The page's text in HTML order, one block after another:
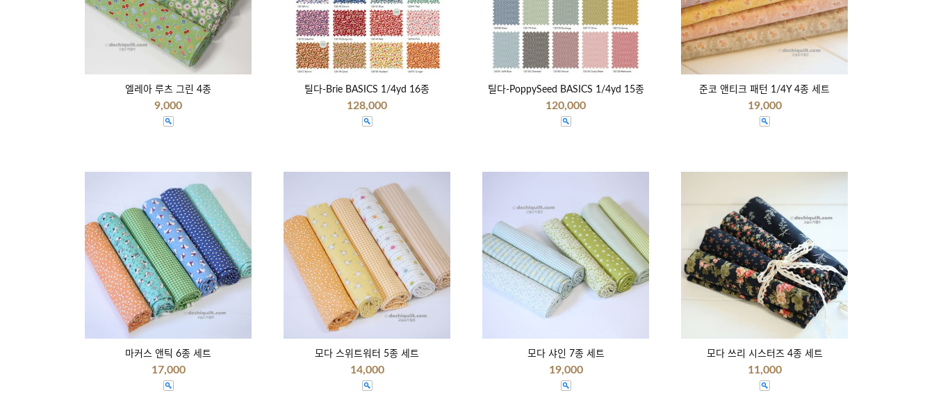
엘레아 루츠 그린 4종
9,000
틸다-Brie BASICS 1/4yd 16종
128,000
틸다-PoppySeed BASICS 1/4yd 15종
120,000
준코 앤티크 패턴 1/4Y 4종 세트
19,000
마커스 앤틱 6종 세트
17,000
모다 스위트워터 5종 세트
14,000
모다 샤인 7종 세트
19,000
모다 쓰리 시스터즈 4종 세트
11,000